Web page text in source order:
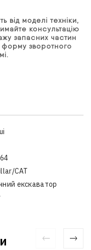
від моделі техніки,
консультацію
запасних частин
форму зворотного
CAT
екскаватор